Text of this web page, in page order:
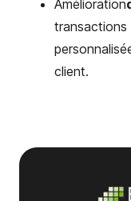
Amélioration
transactions
client.